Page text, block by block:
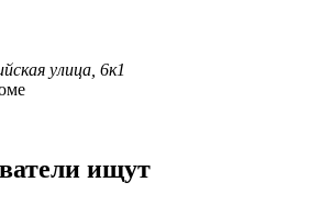
улица, 6к1
ищут